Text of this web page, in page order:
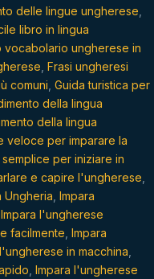
delle lingue ungherese
libro in lingua
vocabolario ungherese in
Frasi ungheresi
comuni Guida turistica per
della lingua
della lingua
veloce per imparare la
per iniziare in
e capire l'ungherese
Ungheria Impara
Impara l'ungherese
facilmente Impara
in macchina
Impara l'ungherese